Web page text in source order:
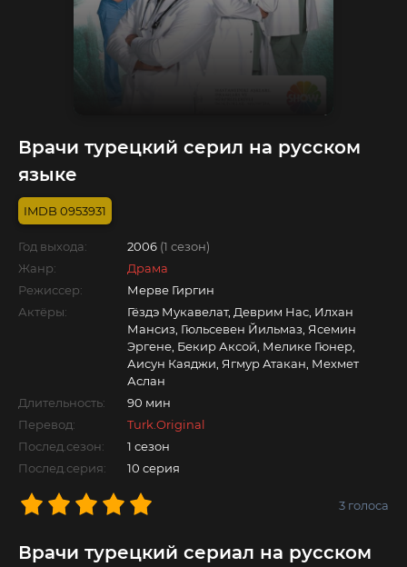
Врачи турецкий серил на русском
языке
0953931
Год выхода: 2006 (1 сезон)
Жанр:
Драма
Режиссер:
Мерве Гиргин
Актёры:
Гёздэ Мукавелат, Деврим Нас, Илхан
Мансиз, Гюльсевен Йильмаз, Ясемин
Эргене, Бекир Аксой, Мелике Гюнер,
Аисун Каяджи, Ягмур Атакан, Мехмет
Аслан
Длительность:
90 мин
Перевод:
Turk.Original
Послед.сезон:
1 сезон
Послед.серия:
10 серия
3 голоса
Врачи турецкий сериал на русском